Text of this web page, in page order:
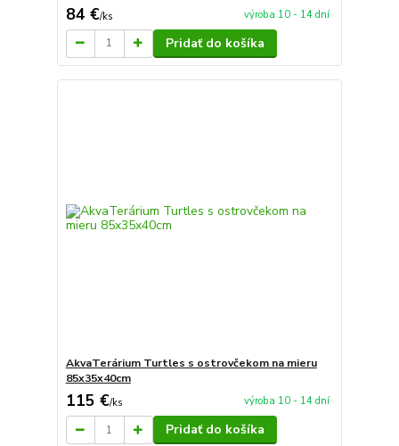
84 €/ks výroba 10 - 14 dní
Pridať do košíka
AkvaTerárium Turtles s ostrovčekom na mieru
85x35x40cm
115 €/ks výroba 10 - 14 dní
Pridať do košíka